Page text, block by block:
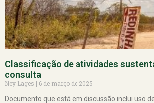
Classificação de atividades
consulta
Ney Lages
6 de março de 2025
Documento que está em discussão inclui uso